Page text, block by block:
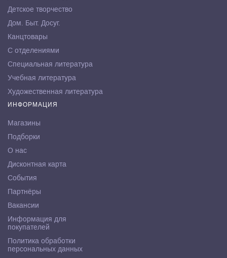
Детское творчество
Дом. Быт. Досуг.
Канцтовары
С отделениями
Специальная литература
Учебная литература
Художественная литература
ИНФОРМАЦИЯ
Магазины
Подборки
О нас
Дисконтная карта
События
Партнёры
Вакансии
Информация для
покупателей
Политика обработки
персональных данных